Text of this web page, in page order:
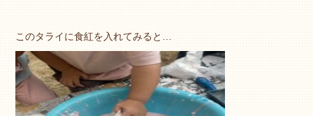
このタライに食紅を入れてみると…